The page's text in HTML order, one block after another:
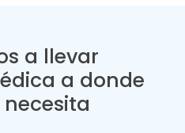
a llevar
a donde